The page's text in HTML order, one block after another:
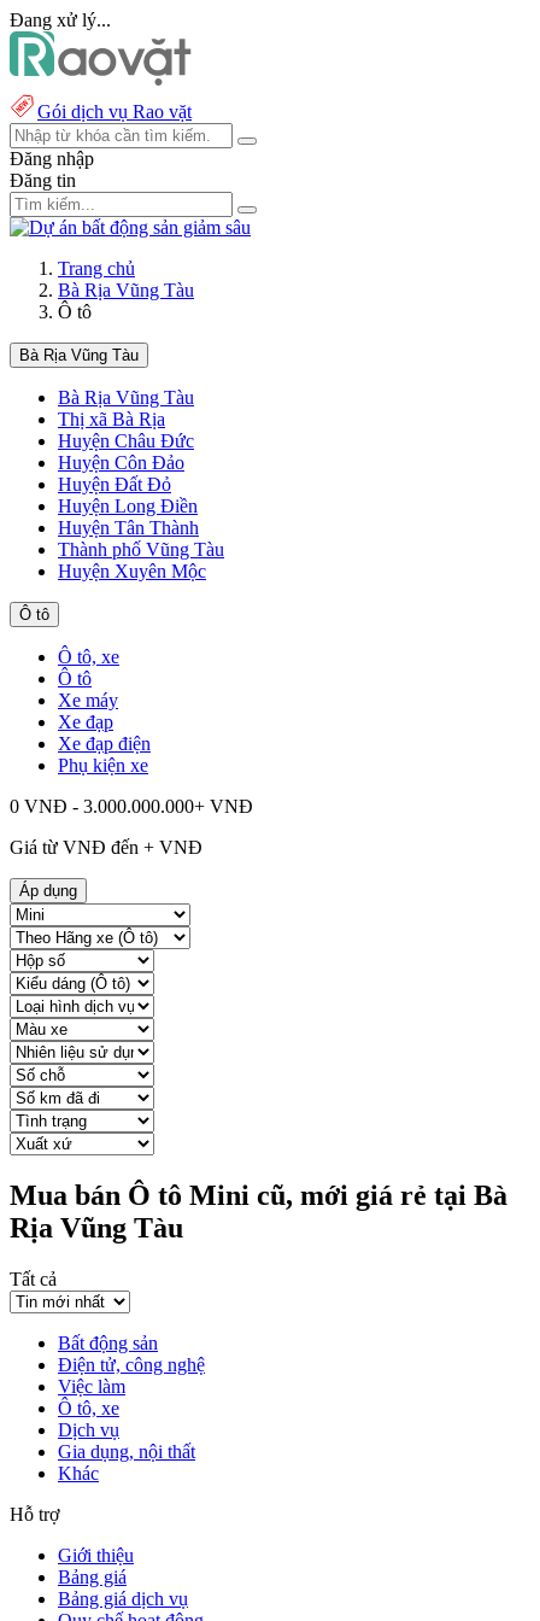
Đang xử lý...
Gói dịch vụ Rao vặt
Đăng nhập
Đăng tin
Trang chủ
Bà Rịa Vũng Tàu
Ô tô
Bà Rịa Vũng Tàu
Bà Rịa Vũng Tàu
Thị xã Bà Rịa
Huyện Châu Đức
Huyện Côn Đảo
Huyện Đất Đỏ
Huyện Long Điền
Huyện Tân Thành
Thành phố Vũng Tàu
Huyện Xuyên Mộc
Ô tô
Ô tô, xe
Ô tô
Xe máy
Xe đạp
Xe đạp điện
Phụ kiện xe
0 VNĐ - 3.000.000.000+ VNĐ
Giá từ VNĐ đến + VNĐ
Áp dụng
Mua bán Ô tô Mini cũ, mới giá rẻ tại Bà
Rịa Vũng Tàu
Tất cả
Bất động sản
Điện tử, công nghệ
Việc làm
Ô tô, xe
Dịch vụ
Gia dụng, nội thất
Khác
Hỗ trợ
Giới thiệu
Bảng giá
Bảng giá dịch vụ